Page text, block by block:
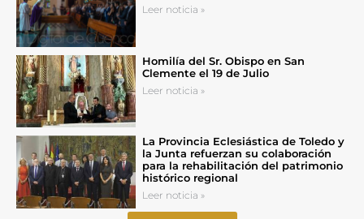
Leer noticia »
Homilía del Sr. Obispo en San
Clemente el 19 de Julio
Leer noticia »
La Provincia Eclesiástica de Toledo y
la Junta refuerzan su colaboración
para la rehabilitación del patrimonio
histórico regional
Leer noticia »